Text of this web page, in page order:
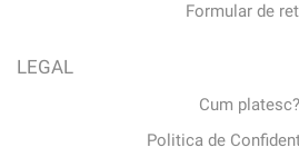
Formular de
LEGAL
Cum platesc?
Politica de